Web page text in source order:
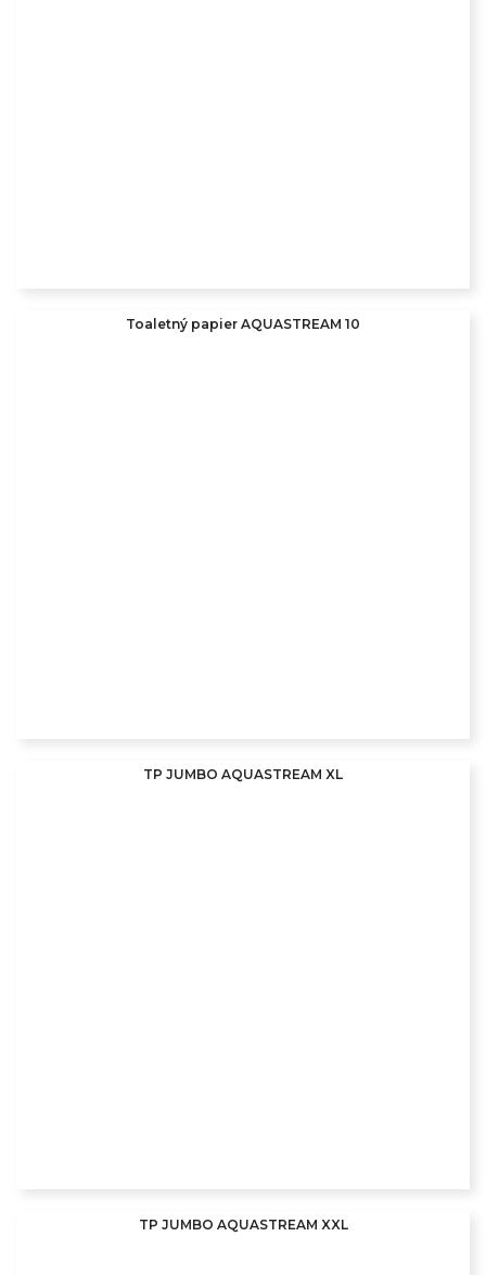
Toaletný papier AQUASTREAM 10
TP JUMBO AQUASTREAM XL
TP JUMBO AQUASTREAM XXL